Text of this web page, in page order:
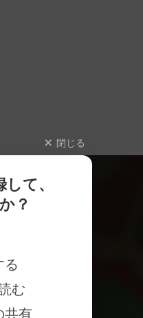
閉じる
て、
？
る
む
共有
報